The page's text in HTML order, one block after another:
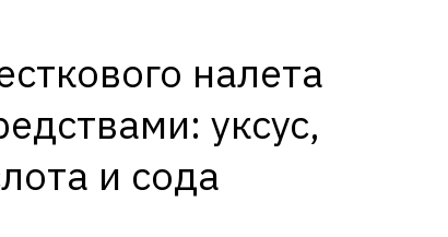
налета
уксус,
и сода